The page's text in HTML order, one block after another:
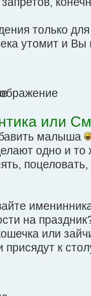
только
утомит и Вы
или
малыша
одно и
на
или
присядут к